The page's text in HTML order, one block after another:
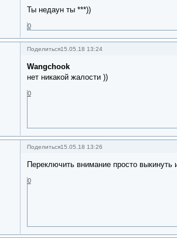
Ты недаун ты ***))
0
Поделиться15.05.18 13:24
Wangchook
нет никакой жалости ))
0
Поделиться15.05.18 13:26
Переключить внимание просто выкинуть
0